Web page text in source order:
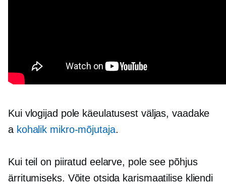
Kui vlogijad pole käeulatusest väljas, vaadake
a kohalik mikro-mõjutaja.
Kui teil on piiratud eelarve, pole see põhjus
ärritumiseks. Võite otsida karismaatilise kliendi